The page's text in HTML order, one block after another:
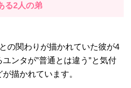
る2人の弟
の関わりが描かれていた彼が4
ンタが”普通とは違う”と気付
描かれています。